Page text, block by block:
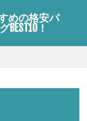
めの格安パ
！